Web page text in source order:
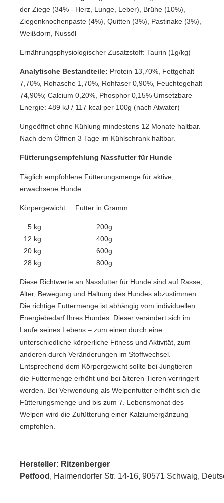
der Ziege (34% - Herz, Lunge, Leber), Brühe (10%),
Ziegenknochenpaste (4%), Quitten (3%), Pastinake (3%),
Weißdorn, Nussöl
Ernährungsphysiologischer Zusatzstoff: Taurin (1g/kg)
Analytische Bestandteile: Protein 13,70%, Fettgehalt
7,70%, Rohasche 1,70%, Rohfaser 0,90%, Feuchtegehalt
74,90%; Calcium 0,20%, Phosphor 0,15% Umsetzbare
Energie: 489 kJ / 117 kcal per 100g (nach Atwater)
Ungeöffnet ohne Kühlung mindestens 12 Monate haltbar.
Nach dem Öffnen 3 Tage im Kühlschrank haltbar.
Fütterungsempfehlung Nassfutter für Hunde
Täglich empfohlene Fütterungsmenge für aktive,
erwachsene Hunde:
Körpergewicht Futter in Gramm
5 kg …………………. 200g
12 kg …………………. 400g
20 kg …………………. 600g
28 kg …………………. 800g
Diese Richtwerte an Nassfutter für Hunde sind auf Rasse,
Alter, Bewegung und Haltung des Hundes abzustimmen.
Die richtige Futtermenge ist abhängig vom individuellen
Energiebedarf Ihres Hundes. Dieser verändert sich im
Laufe seines Lebens – zum einen durch eine
unterschiedliche körperliche Fitness und Aktivität, zum
anderen durch Veränderungen im Stoffwechsel.
Entsprechend dem Körpergewicht sollte bei Jungtieren
die Futtermenge erhöht und bei älteren Tieren verringert
werden. Bei Verwendung als Welpenfutter erhöht sich die
Fütterungsmenge und bis zum 7. Lebensmonat des
Welpen wird die Zufütterung einer Kalziumergänzung
empfohlen.
Hersteller: Ritzenberger
Petfood , Haimendorfer Str. 14-16, 90571 Schwaig,